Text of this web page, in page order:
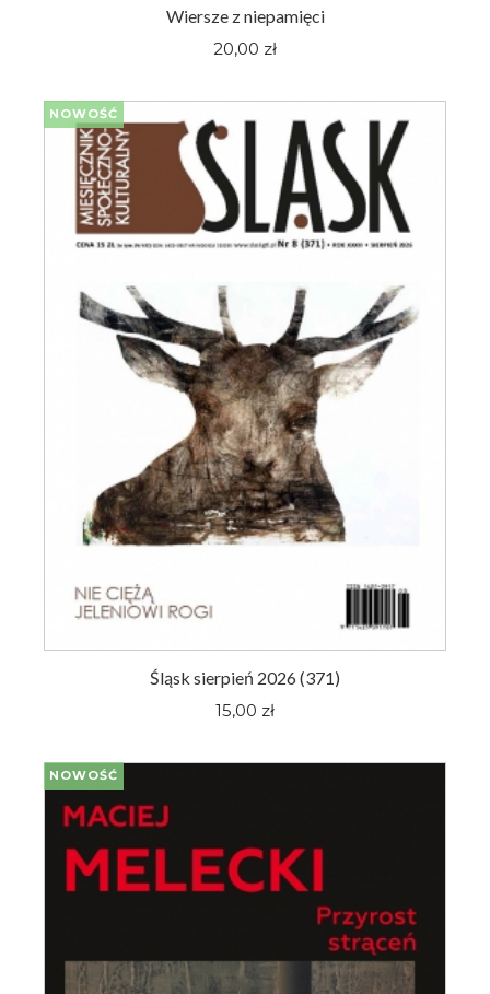
Wiersze z niepamięci
20,00 zł
NOWOŚĆ
Śląsk sierpień 2026 (371)
15,00 zł
NOWOŚĆ